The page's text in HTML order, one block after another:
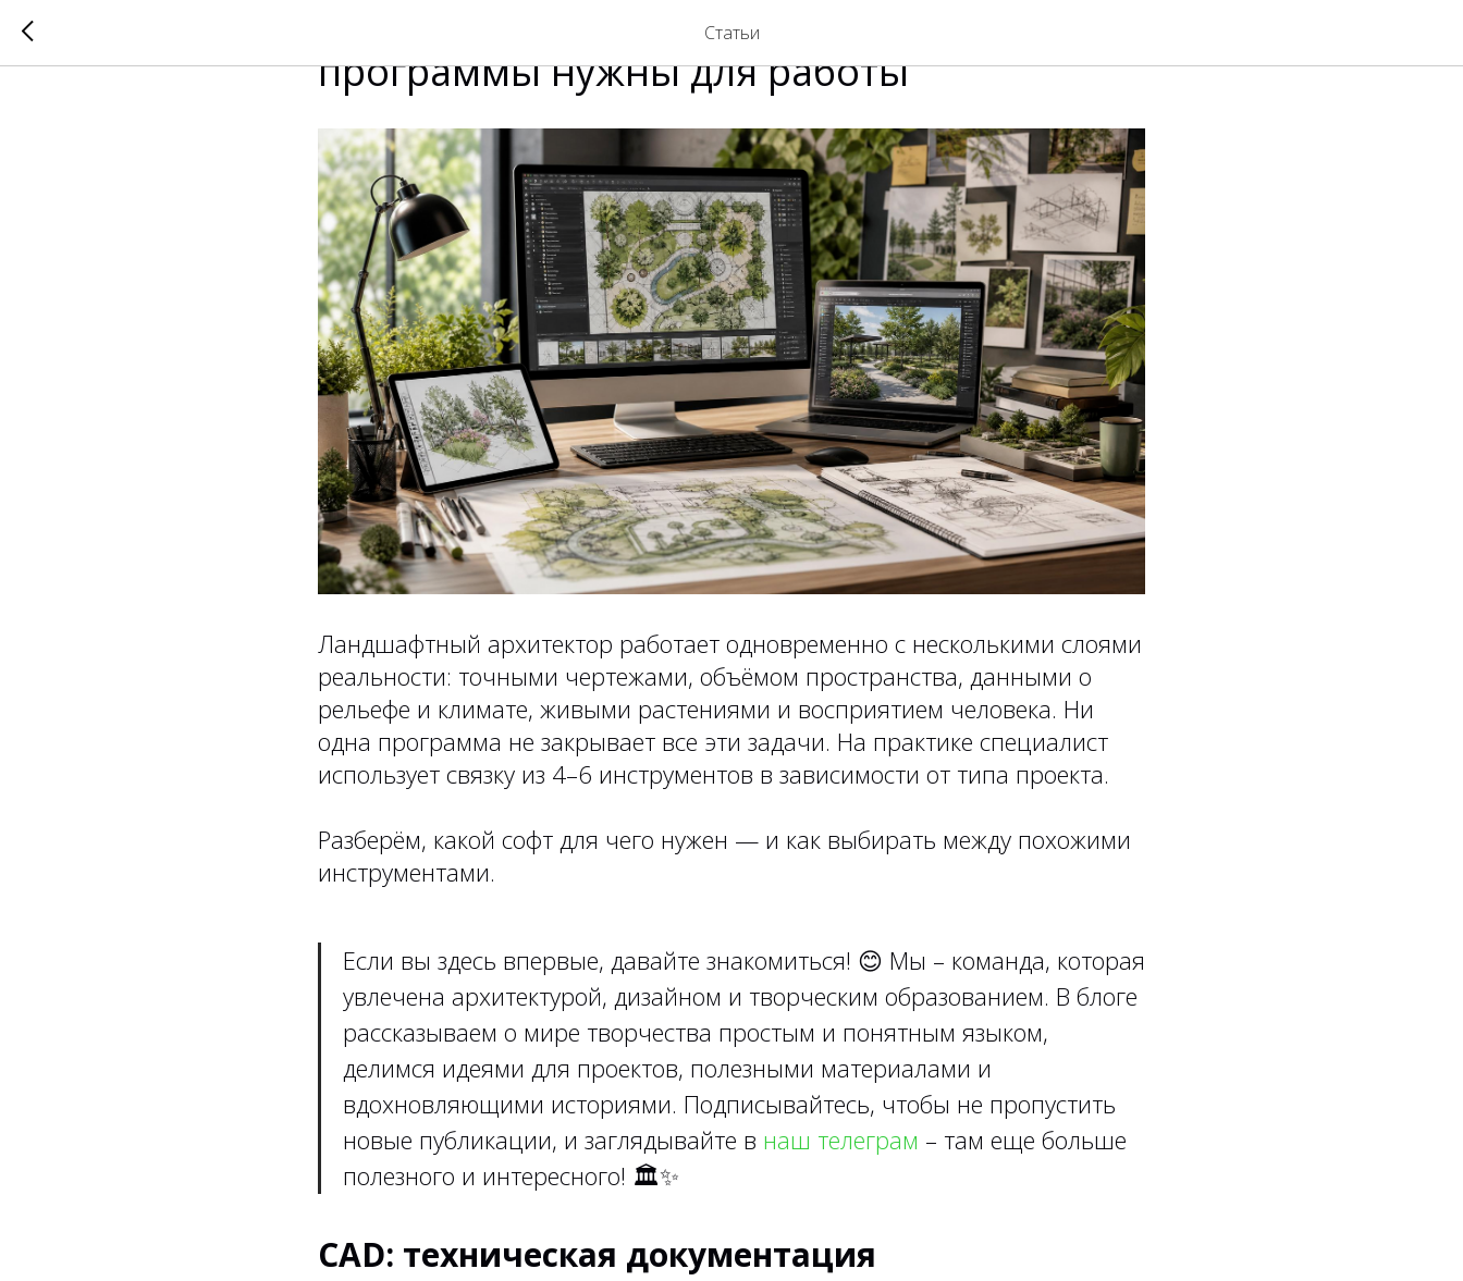
Статьи
Ландшафтная архитектура: какие
программы нужны для работы
Ландшафтный архитектор работает одновременно с несколькими слоями
реальности: точными чертежами, объёмом пространства, данными о
рельефе и климате, живыми растениями и восприятием человека. Ни
одна программа не закрывает все эти задачи. На практике специалист
использует связку из 4–6 инструментов в зависимости от типа проекта.
Разберём, какой софт для чего нужен — и как выбирать между похожими
инструментами.
Если вы здесь впервые, давайте знакомиться! 😊 Мы – команда, которая
увлечена архитектурой, дизайном и творческим образованием. В блоге
рассказываем о мире творчества простым и понятным языком,
делимся идеями для проектов, полезными материалами и
вдохновляющими историями. Подписывайтесь, чтобы не пропустить
новые публикации, и заглядывайте в наш телеграм – там еще больше
полезного и интересного! 🏛✨
CAD: техническая документация